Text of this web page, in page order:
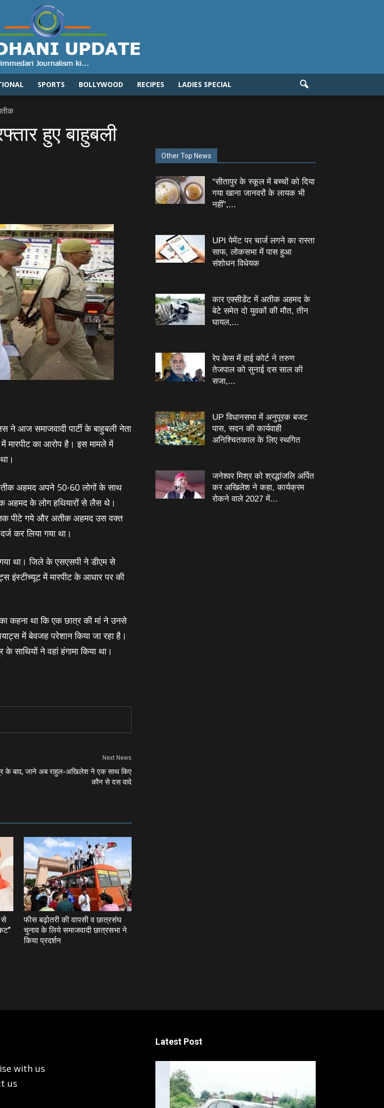
SPORTS BOLLYWOOD RECIPES LADIES SPECIAL
हुए बाहुबली
आज समाजवादी पार्टी के बाहुबली नेता
मारपीट का आरोप है। इस मामले में
अहमद अपने 50-60 लोगों के साथ
अहमद के लोग हथियारों से लैस थे।
तक पीटे गये और अतीक अहमद उस वक्त
कर लिया गया था।
था। जिले के एसएसपी ने डीएम से
इंस्‍टीच्‍यूट में मारपीट के आधार पर की
कहना था कि एक छात्र की मां ने उनसे
में बेवजह परेशान किया जा रहा है।
ने वहां हंगामा किया था।
Next News
के बाद, जाने अब राहुल-अखिलेश ने एक साथ किए
कौन से दस वादे
से
फीस बढ़ोतरी की वापसी व छात्रसंघ
चुनाव के लिये समाजवादी छात्रसभा ने
किया प्रदर्शन
Other Top News
“सीतापुर के स्‍कूल में बच्‍चों को दिया
गया खाना जानवरों के लायक भी
नहीं”,...
UPI पेमेंट पर चार्ज लगने का रास्ता
साफ, लोकसभा में पास हुआ
संशोधन विधेयक
कार एक्सीडेंट में अतीक अहमद के
बेटे समेत दो युवकों की मौत, तीन
घायल,...
रेप केस में हाई कोर्ट ने तरुण
तेजपाल को सुनाई दस साल की
सजा,...
UP विधानसभा में अनुपूरक बजट
पास, सदन की कार्यवाही
अनिश्चितकाल के लिए स्थगित
जनेश्‍वर मिश्र को श्रद्धांजलि अर्पित
कर अखिलेश ने कहा, कार्यक्रम
रोकने वाले 2027 में...
with us
us
Latest Post